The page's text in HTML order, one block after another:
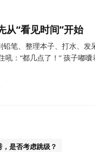
从“看见时间”开始
笔、整理本子、打水、
：“都几点了！” 孩子嘟
是否考虑跳级？